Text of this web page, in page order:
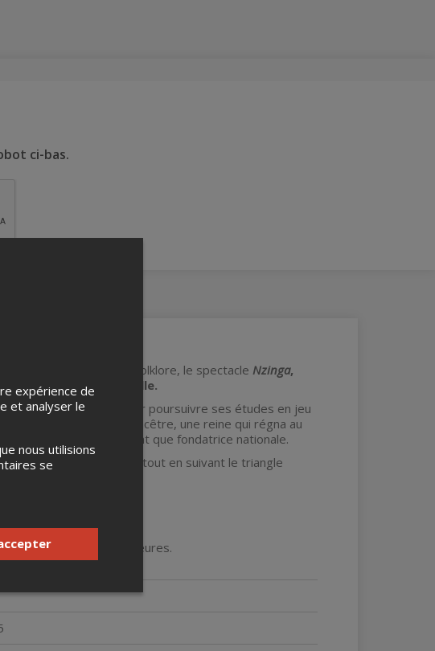
ci-bas.
franco-ontarien de folklore, le spectacle Nzinga,
La Sentinelle.
au Québec pour poursuivre ses études en jeu
Zinga vient de son ancêtre, une reine qui régna au
elle est célébrée en tant que fondatrice nationale.
Tatiana à son aïeule tout en suivant le triangle
rangées G et supérieures.
expérience de
et analyser le
nous utilisions
se